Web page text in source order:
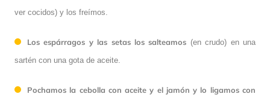
ver cocidos) y los freímos.
Los espárragos y las setas los salteamos (en crudo) en una
sartén con una gota de aceite.
Pochamos la cebolla con aceite y el jamón y lo ligamos con